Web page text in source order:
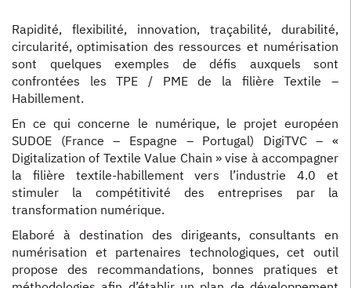
Rapidité, flexibilité, innovation, traçabilité, durabilité,
circularité, optimisation des ressources et numérisation
sont quelques exemples de défis auxquels sont
confrontées les TPE / PME de la filière Textile –
Habillement.
En ce qui concerne le numérique, le projet européen
SUDOE (France – Espagne – Portugal) DigiTVC – «
Digitalization of Textile Value Chain » vise à accompagner
la filière textile-habillement vers l’industrie 4.0 et
stimuler la compétitivité des entreprises par la
transformation numérique.
Elaboré à destination des dirigeants, consultants en
numérisation et partenaires technologiques, cet outil
propose des recommandations, bonnes pratiques et